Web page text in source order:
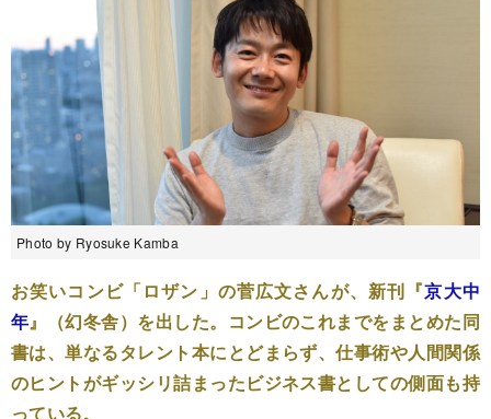
Photo by Ryosuke Kamba
お笑いコンビ「ロザン」の菅広文さんが、新刊『京大中
年』（幻冬舎）を出した。コンビのこれまでをまとめた同
書は、単なるタレント本にとどまらず、仕事術や人間関係
のヒントがギッシリ詰まったビジネス書としての側面も持
っている。